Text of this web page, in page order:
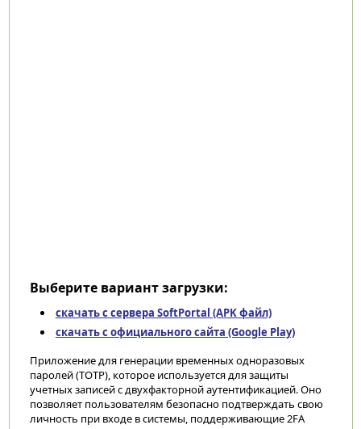
Выберите вариант загрузки:
скачать с сервера SoftPortal (APK файл)
скачать с официального сайта (Google Play)
Приложение для генерации временных одноразовых
паролей (TOTP), которое используется для защиты
учетных записей с двухфакторной аутентификацией. Оно
позволяет пользователям безопасно подтверждать свою
личность при входе в системы, поддерживающие 2FA